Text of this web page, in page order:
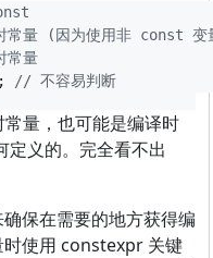
量，也可能是编译时
义的。完全看不出
保在需要的地方获得编
时使用 constexpr 关键